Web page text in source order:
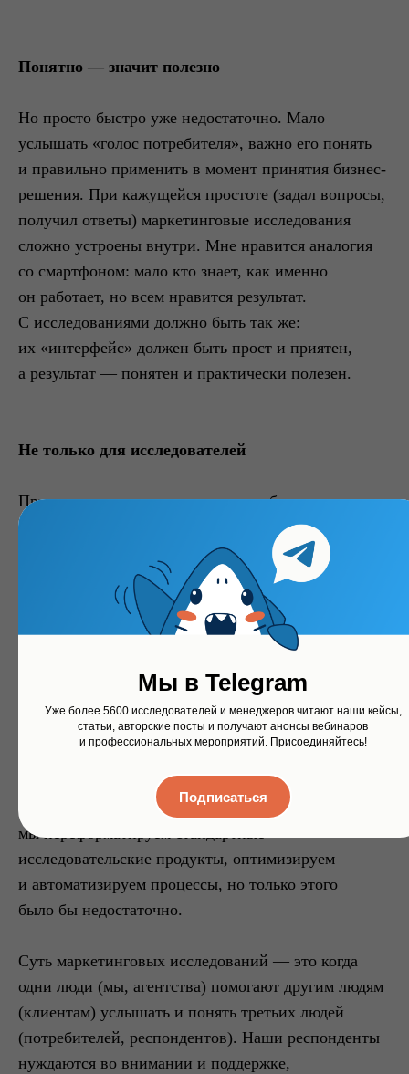
Понятно — значит полезно
Но просто быстро уже недостаточно. Мало
услышать «голос потребителя», важно его понять
и правильно применить в момент принятия бизнес-
решения. При кажущейся простоте (задал вопросы,
получил ответы) маркетинговые исследования
сложно устроены внутри. Мне нравится аналогия
со смартфоном: мало кто знает, как именно
он работает, но всем нравится результат.
С исследованиями должно быть так же:
их «интерфейс» должен быть прост и приятен,
а результат — понятен и практически полезен.
Не только для исследователей
Причем, понятно и просто должно быть не только
профессиональным исследователям, но и тем, кто
непосредственно принимает бизнес-решения:
маркетологам, бренд- и продакт- менеджерам,
руководителям. Мы разрабатываем наши продукты
и выстраиваем наши процессы так, чтобы сделать
исследования доступными широкому кругу
принимающих решения людей.
Чтобы достигать заявленных целей
мы переформатируем стандартные
исследовательские продукты, оптимизируем
и автоматизируем процессы, но только этого
было бы недостаточно.
Суть маркетинговых исследований — это когда
одни люди (мы, агентства) помогают другим людям
(клиентам) услышать и понять третьих людей
(потребителей, респондентов). Наши респонденты
нуждаются во внимании и поддержке,
Мы в Telegram
Уже более 5600 исследователей и менеджеров читают наши кейсы,
статьи, авторские посты и получают анонсы вебинаров
и профессиональных мероприятий. Присоединяйтесь!
Подписаться